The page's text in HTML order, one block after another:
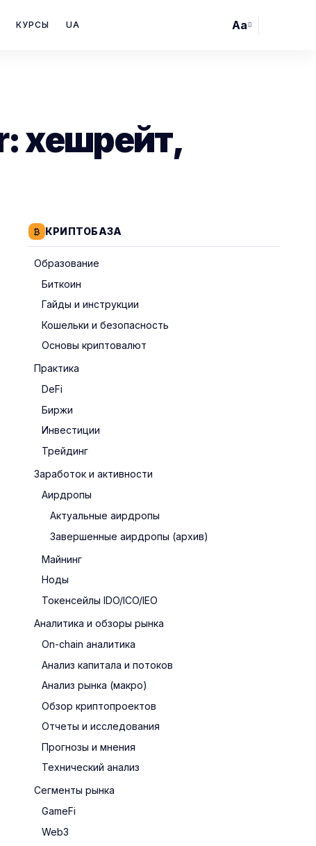
КУРСЫ UA
Font
Aa
хешрейт,
КРИПТОБАЗА
Образование
Биткоин
Гайды и инструкции
Кошельки и безопасность
Основы криптовалют
Практика
DeFi
Биржи
Инвестиции
Трейдинг
Заработок и активности
Аирдропы
Актуальные аирдропы
Завершенные аирдропы (архив)
Майнинг
Ноды
Токенсейлы IDO/ICO/IEO
Аналитика и обзоры рынка
On-chain аналитика
Анализ капитала и потоков
Анализ рынка (макро)
Обзор криптопроектов
Отчеты и исследования
Прогнозы и мнения
Технический анализ
Сегменты рынка
GameFi
Web3